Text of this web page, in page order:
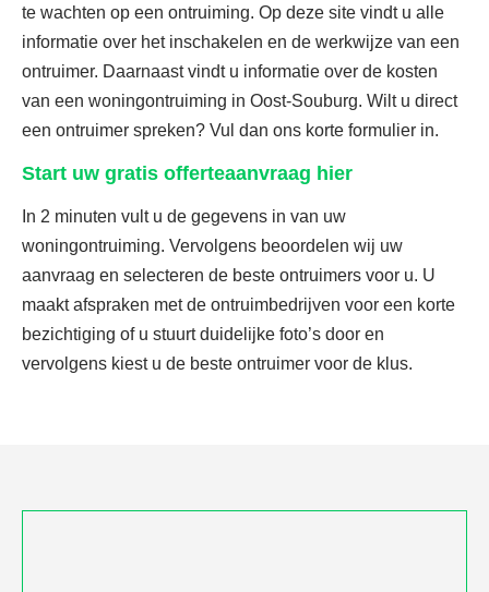
te wachten op een ontruiming. Op deze site vindt u alle
informatie over het inschakelen en de werkwijze van een
ontruimer. Daarnaast vindt u informatie over de kosten
van een woningontruiming in Oost-Souburg. Wilt u direct
een ontruimer spreken? Vul dan ons korte formulier in.
Start uw gratis offerteaanvraag hier
In 2 minuten vult u de gegevens in van uw
woningontruiming. Vervolgens beoordelen wij uw
aanvraag en selecteren de beste ontruimers voor u. U
maakt afspraken met de ontruimbedrijven voor een korte
bezichtiging of u stuurt duidelijke foto’s door en
vervolgens kiest u de beste ontruimer voor de klus.